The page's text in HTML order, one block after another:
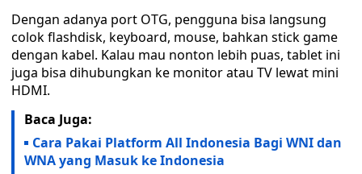
Dengan adanya port OTG, pengguna bisa langsung
colok flashdisk, keyboard, mouse, bahkan stick game
dengan kabel. Kalau mau nonton lebih puas, tablet ini
juga bisa dihubungkan ke monitor atau TV lewat mini
HDMI.
Baca Juga:
Cara Pakai Platform All Indonesia Bagi WNI dan
WNA yang Masuk ke Indonesia